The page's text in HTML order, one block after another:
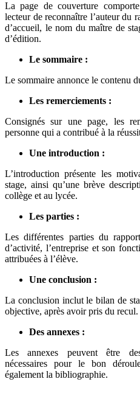
La page de couverture
lecteur de reconnaître l’auteur du
d’accueil, le nom du maître de
d’édition.
Le sommaire :
Le sommaire annonce le contenu
Les remerciements :
Consignés sur une page, les
personne qui a contribué à la
Une introduction :
L’introduction présente les
stage, ainsi qu’une brève
collège et au lycée.
Les parties :
Les différentes parties du
d’activité, l’entreprise et son
attribuées à l’élève.
Une conclusion :
La conclusion inclut le bilan de
objective, après avoir pris du recul.
Des annexes :
Les annexes peuvent être
nécessaires pour le bon
également la bibliographie.